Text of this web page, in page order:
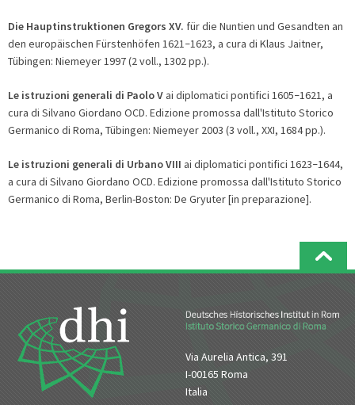
Die Hauptinstruktionen Gregors XV. für die Nuntien und Gesandten an
den europäischen Fürstenhöfen 1621–1623, a cura di Klaus Jaitner,
Tübingen: Niemeyer 1997 (2 voll., 1302 pp.).
Le istruzioni generali di Paolo V ai diplomatici pontifici 1605–1621, a
cura di Silvano Giordano OCD. Edizione promossa dall'Istituto Storico
Germanico di Roma, Tübingen: Niemeyer 2003 (3 voll., XXI, 1684 pp.).
Le istruzioni generali di Urbano VIII ai diplomatici pontifici 1623–1644,
a cura di Silvano Giordano OCD. Edizione promossa dall'Istituto Storico
Germanico di Roma, Berlin-Boston: De Gryuter [in preparazione].
Via Aurelia Antica, 391
I-00165 Roma
Italia